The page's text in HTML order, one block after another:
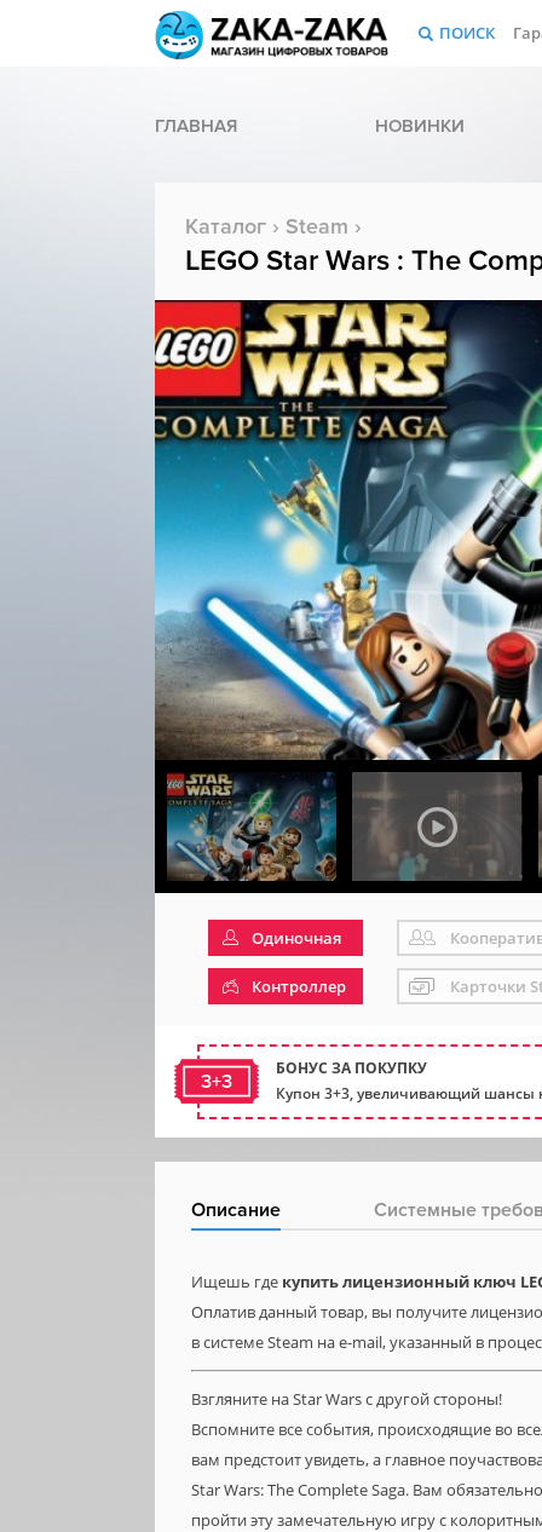
ПОИСК
ГЛАВНАЯ НОВИНКИ
Каталог › Steam ›
LEGO Star Wars : The
Одиночная
Контроллер Карточки
3+3
БОНУС ЗА ПОКУПКУ
Купон 3+3, увеличивающий шансы
Описание Системные
Ищешь где купить лицензионный ключ
Оплатив данный товар, вы получите
в системе Steam на e-mail, указанный в
Взгляните на Star Wars с другой стороны!
Вспомните все события, происходящие во
вам предстоит увидеть, а главное
Star Wars: The Complete Saga. Вам
пройти эту замечательную игру с